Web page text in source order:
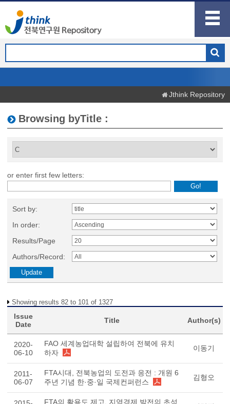
Jthink Repository
Browsing byTitle :
or enter first few letters:
Sort by:
In order:
Results/Page
Authors/Record:
Showing results 82 to 101 of 1327
Issue
Date
Title Author(s)
2020-
06-10
FAO 세계농업대학 설립하여 전북에 유치
하자
이동기
2011-
06-07
FTA시대, 전북농업의 도전과 응전 : 개원 6
주년 기념 한·중·일 국제컨퍼런스
김형오
FTA의 활용도 제고, 지역경제 발전의 초석